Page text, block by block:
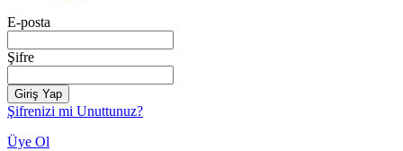
E-posta
Şifre
Giriş Yap
Şifrenizi mi Unuttunuz?
Üye Ol